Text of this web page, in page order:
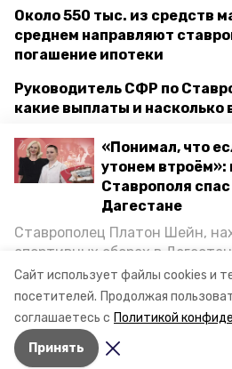
Сайт использует файлы cookies и
посетителей. Продолжая
соглашаетесь с Политикой
Принять
«Понимал, что
утонем
Ставрополя
Дагестане
Ставрополец Платон Шейн,
спортивных сборах в
Каспийском море детей и
возвращении домой,
пригласили в министерство
наградили. Корреспондент
с юным героем.
Около 550 тыс. из средств
среднем направляют
погашение ипотеки
Руководитель СФР по
какие выплаты и насколько
ставропольский край
губернатор владимир владимиров
индексация зарплат
прямая линия губернатора ск
Авторы: Юлия Яковенко